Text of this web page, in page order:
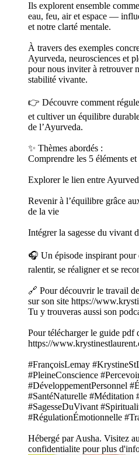
Ils explorent ensemble
eau, feu, air et espace —
et notre clarté mentale.
À travers des exemples
Ayurveda, neurosciences et
pour nous inviter à retrouver
stabilité vivante.
👉 Découvre comment
et cultiver un équilibre
de l’Ayurveda.
✨ Thèmes abordés :
Comprendre les 5 éléments
Explorer le lien entre
Revenir à l’équilibre grâce
de la vie
Intégrer la sagesse du vivant
🎧 Un épisode inspirant pour
ralentir, se réaligner et se
🔗 Pour découvrir le travail
sur son site https://
Tu y trouveras aussi son
Pour télécharger le guide pdf
https://
#FrançoisLemay
#PleineConscience
#DéveloppementPersonnel
#SantéNaturelle #Méditation
#SagesseDuVivant
#RégulationÉmotionnelle
Hébergé par Ausha. Visitez
confidentialite pour plus